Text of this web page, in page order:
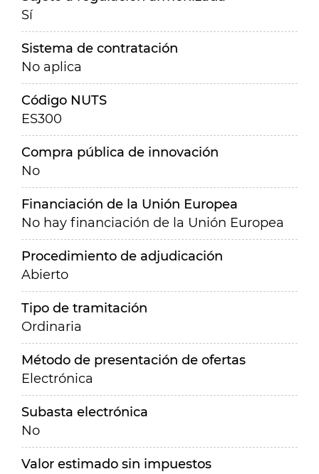
Sí
Sistema de contratación
No aplica
Código NUTS
ES300
Compra pública de innovación
No
Financiación de la Unión Europea
No hay financiación de la Unión Europea
Procedimiento de adjudicación
Abierto
Tipo de tramitación
Ordinaria
Método de presentación de ofertas
Electrónica
Subasta electrónica
No
Valor estimado sin impuestos